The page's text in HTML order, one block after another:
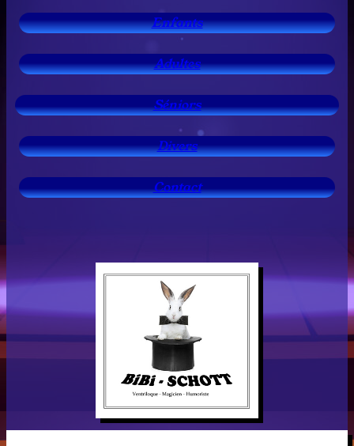
Enfants
Adultes
Séniors
Divers
Contact